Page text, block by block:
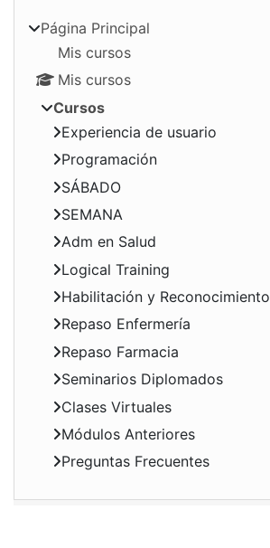
Página Principal
Mis cursos
Mis cursos
Cursos
Experiencia de usuario
Programación
SÁBADO
SEMANA
Adm en Salud
Logical Training
Habilitación y Reconocimiento
Repaso Enfermería
Repaso Farmacia
Seminarios Diplomados
Clases Virtuales
Módulos Anteriores
Preguntas Frecuentes